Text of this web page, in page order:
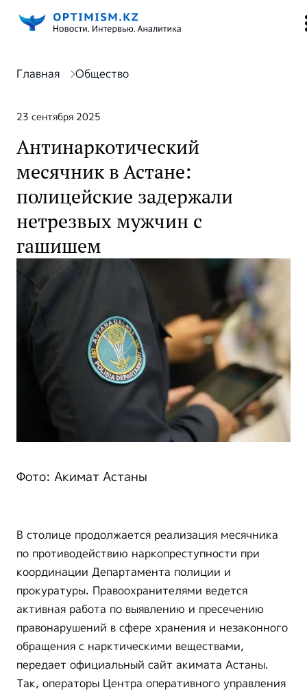
Главная Общество
23 сентября 2025
Антинаркотический
месячник в Астане:
полицейские задержали
нетрезвых мужчин с
гашишем
Фото: Акимат Астаны
В столице продолжается реализация месячника
по противодействию наркопреступности при
координации Департамента полиции и
прокуратуры. Правоохранителями ведется
активная работа по выявлению и пресечению
правонарушений в сфере хранения и незаконного
обращения с нарктическими веществами,
передает официальный сайт акимата Астаны.
Так, операторы Центра оперативного управления